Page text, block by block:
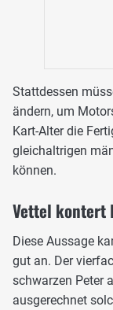
Stattdessen
ändern, um
Kart-Alter die
gleichaltrigen
können.
Vettel kontert
Diese Aussage
gut an. Der
schwarzen Peter
ausgerechnet